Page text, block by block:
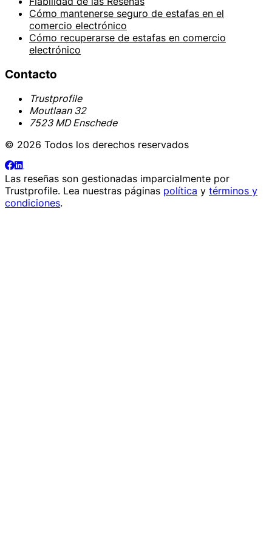
Cómo mantenerse seguro de estafas en el
comercio electrónico
Cómo recuperarse de estafas en comercio
electrónico
Contacto
Trustprofile
Moutlaan 32
7523 MD Enschede
© 2026 Todos los derechos reservados
Las reseñas son gestionadas imparcialmente por
Trustprofile. Lea nuestras páginas política y términos y
condiciones.